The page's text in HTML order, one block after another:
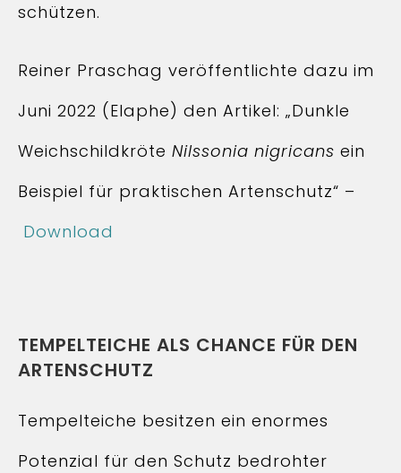
schützen.
Reiner Praschag veröffentlichte dazu im
Juni 2022 (Elaphe) den Artikel: „Dunkle
Weichschildkröte Nilssonia nigricans ein
Beispiel für praktischen Artenschutz“ –
Download
TEMPELTEICHE ALS CHANCE FÜR DEN
ARTENSCHUTZ
Tempelteiche besitzen ein enormes
Potenzial für den Schutz bedrohter